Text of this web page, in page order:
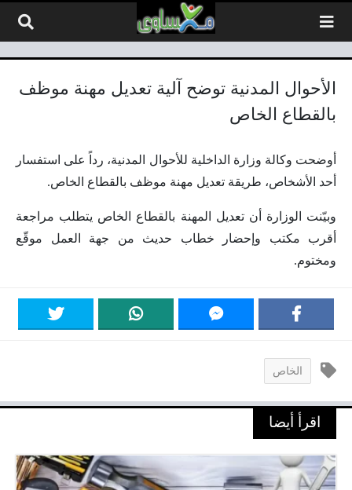
الأحوال المدنية توضح آلية تعديل مهنة موظف
بالقطاع الخاص
أوضحت وكالة وزارة الداخلية للأحوال المدنية، رداً على استفسار
أحد الأشخاص، طريقة تعديل مهنة موظف بالقطاع الخاص.
وبيّنت الوزارة أن تعديل المهنة بالقطاع الخاص يتطلب مراجعة
أقرب مكتب وإحضار خطاب حديث من جهة العمل موقّع
ومختوم.
الخاص
اقرأ أيضا